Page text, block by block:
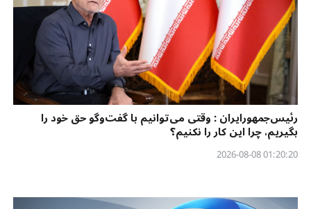
رئیس‌جمهورایران : وقتی می‌توانیم با گفت‌وگو حق خود را
بگیریم، چرا این کار را نکنیم؟
01:20:20 2026-08-08